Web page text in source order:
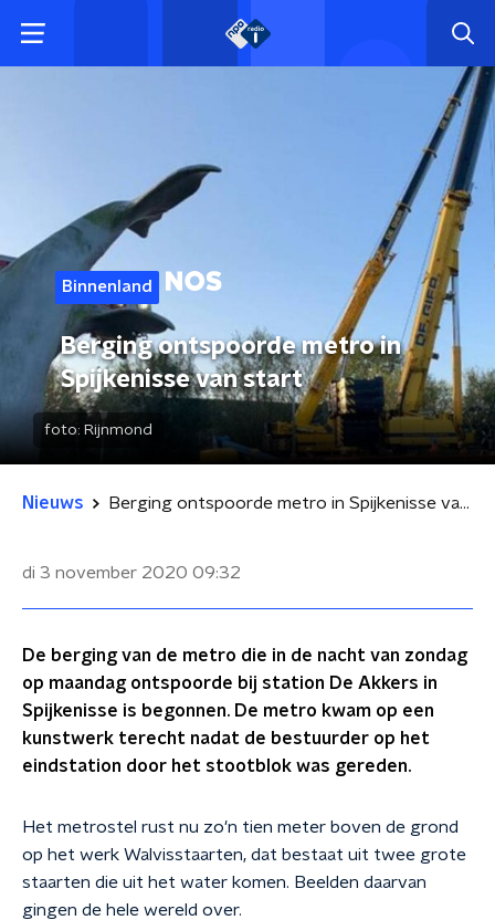
Binnenland
Berging ontspoorde metro in
Spijkenisse van start
foto: Rijnmond
Nieuws Berging ontspoorde metro in Spijkenisse van start
di 3 november 2020 09:32
De berging van de metro die in de nacht van zondag
op maandag ontspoorde bij station De Akkers in
Spijkenisse is begonnen. De metro kwam op een
kunstwerk terecht nadat de bestuurder op het
eindstation door het stootblok was gereden.
Het metrostel rust nu zo'n tien meter boven de grond
op het werk Walvisstaarten, dat bestaat uit twee grote
staarten die uit het water komen. Beelden daarvan
gingen de hele wereld over.